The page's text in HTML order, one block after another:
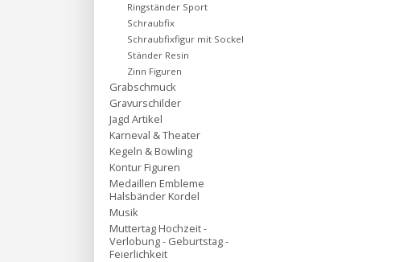
Ringständer Sport
Schraubfix
Schraubfixfigur mit Sockel
Ständer Resin
Zinn Figuren
Grabschmuck
Gravurschilder
Jagd Artikel
Karneval & Theater
Kegeln & Bowling
Kontur Figuren
Medaillen Embleme
Halsbänder Kordel
Musik
Muttertag Hochzeit -
Verlobung - Geburtstag -
Feierlichkeit